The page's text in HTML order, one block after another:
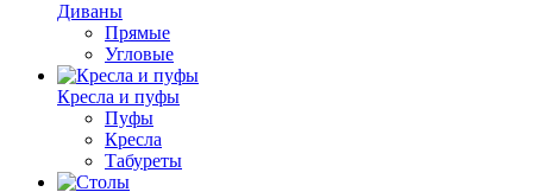
Диваны
Прямые
Угловые
Кресла и пуфы
Пуфы
Кресла
Табуреты